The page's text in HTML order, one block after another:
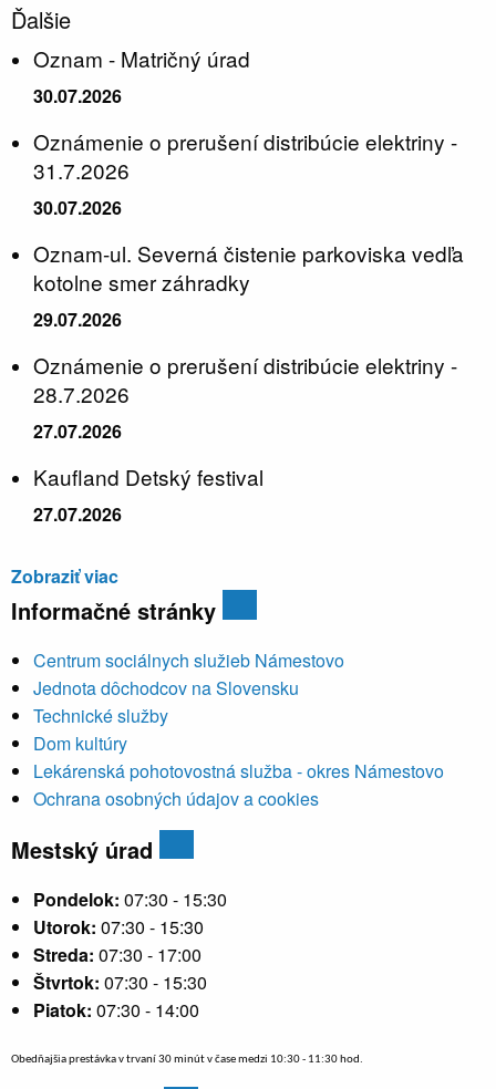
Ďalšie
Oznam - Matričný úrad
30.07.2026
Oznámenie o prerušení distribúcie elektriny -
31.7.2026
30.07.2026
Oznam-ul. Severná čistenie parkoviska vedľa
kotolne smer záhradky
29.07.2026
Oznámenie o prerušení distribúcie elektriny -
28.7.2026
27.07.2026
Kaufland Detský festival
27.07.2026
Zobraziť viac
Informačné stránky
Centrum sociálnych služieb Námestovo
Jednota dôchodcov na Slovensku
Technické služby
Dom kultúry
Lekárenská pohotovostná služba - okres Námestovo
Ochrana osobných údajov a cookies
Mestský úrad
Pondelok: 07:30 - 15:30
Utorok: 07:30 - 15:30
Streda: 07:30 - 17:00
Štvrtok: 07:30 - 15:30
Piatok: 07:30 - 14:00
Obedňajšia prestávka v trvaní 30 minút v čase medzi 10:30 - 11:30 hod.